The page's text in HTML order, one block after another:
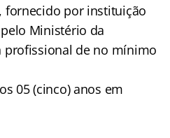
fornecido por instituição
Ministério da
profissional de no mínimo
05 (cinco) anos em